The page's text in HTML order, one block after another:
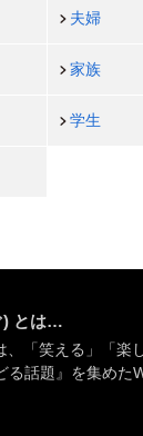
夫婦
家族
学生
) とは…
、「笑える」「楽
る話題』を集めた